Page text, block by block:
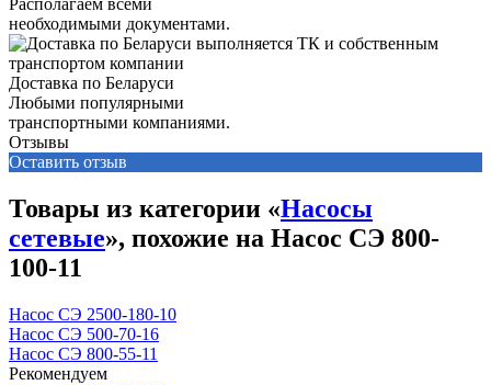
необходимыми документами.
Доставка по Беларуси
Любыми популярными
транспортными компаниями.
Отзывы
Оставить отзыв
Товары из категории «Насосы
сетевые», похожие на Насос СЭ 800-
100-11
Насос СЭ 2500-180-10
Насос СЭ 500-70-16
Насос СЭ 800-55-11
Рекомендуем